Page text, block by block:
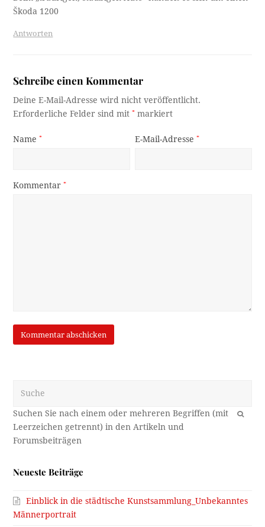
Škoda 1200
Antworten
Schreibe einen Kommentar
Deine E-Mail-Adresse wird nicht veröffentlicht.
Erforderliche Felder sind mit* markiert
Name* E-Mail-Adresse*
Kommentar*
OK
Neueste Beiträge
Einblick in die städtische Kunstsammlung_Unbekanntes
Männerportrait